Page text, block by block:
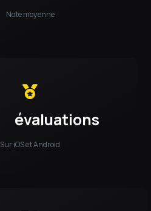
Note moyenne
évaluations
Sur iOS et Android